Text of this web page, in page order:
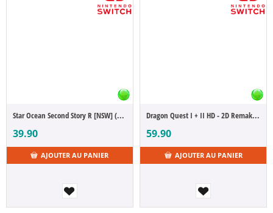
Star Ocean Second Story R [NSW] (D/F/I)
39.90
AJOUTER AU PANIER
Dragon Quest I + II HD - 2D Remake [NSW]
59.90
AJOUTER AU PANIER